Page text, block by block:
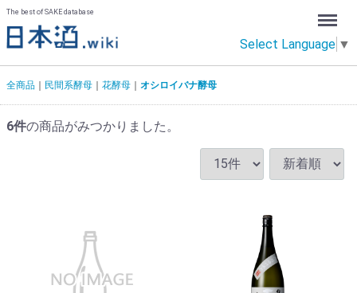
The best of SAKE database
Select Language ▼
Menu
全商品 民間系酵母 花酵母 オシロイバナ酵母
6件の商品がみつかりました。